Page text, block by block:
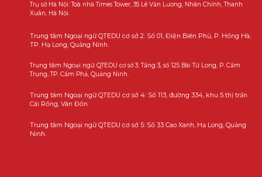
Trụ sở Hà Nội: Toà nhà Times Tower, 35 Lê Văn Lương, Nhân Chính, Thanh
Xuân, Hà Nội.
Trung tâm Ngoại ngữ QTEDU cơ sở 2: Số 01, Điện Biên Phủ, P. Hồng Hà,
TP. Hạ Long, Quảng Ninh.
Trung tâm Ngoại ngữ QTEDU cơ sở 3: Tầng 3, số 125 Bái Tử Long, P. Cẩm
Trung, TP. Cẩm Phả, Quảng Ninh.
Trung tâm Ngoại ngữ QTEDU cơ sở 4: Số 113, đường 334, khu 5 thị trấn
Cái Rồng, Vân Đồn.
Trung tâm Ngoại ngữ QTEDU cơ sở 5: Số 33 Cao Xanh, Hạ Long, Quảng
Ninh.